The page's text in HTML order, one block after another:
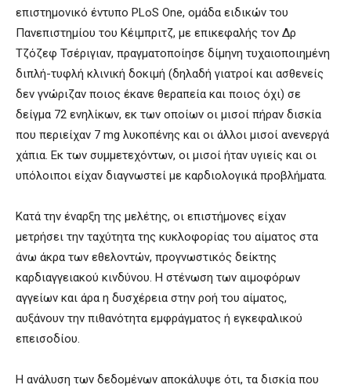
επιστημονικό έντυπο PLoS One, ομάδα ειδικών του
Πανεπιστημίου του Κέιμπριτζ, με επικεφαλής τον Δρ
Τζόζεφ Τσέριγιαν, πραγματοποίησε δίμηνη τυχαιοποιημένη
διπλή-τυφλή κλινική δοκιμή (δηλαδή γιατροί και ασθενείς
δεν γνώριζαν ποιος έκανε θεραπεία και ποιος όχι) σε
δείγμα 72 ενηλίκων, εκ των οποίων οι μισοί πήραν δισκία
που περιείχαν 7 mg λυκοπένης και οι άλλοι μισοί ανενεργά
χάπια. Εκ των συμμετεχόντων, οι μισοί ήταν υγιείς και οι
υπόλοιποι είχαν διαγνωστεί με καρδιολογικά προβλήματα.
Κατά την έναρξη της μελέτης, οι επιστήμονες είχαν
μετρήσει την ταχύτητα της κυκλοφορίας του αίματος στα
άνω άκρα των εθελοντών, προγνωστικός δείκτης
καρδιαγγειακού κινδύνου. Η στένωση των αιμοφόρων
αγγείων και άρα η δυσχέρεια στην ροή του αίματος,
αυξάνουν την πιθανότητα εμφράγματος ή εγκεφαλικού
επεισοδίου.
Η ανάλυση των δεδομένων αποκάλυψε ότι, τα δισκία που